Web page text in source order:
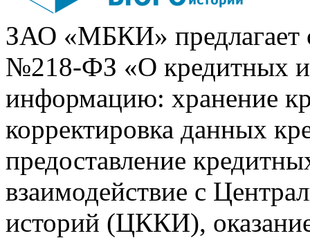
ЗАО «МБКИ» предлагает
№218-ФЗ «О кредитных
информацию: хранение
корректировка данных
предоставление
взаимодействие с
историй (ЦККИ),